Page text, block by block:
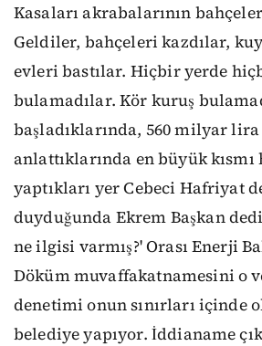
Kasaları akrabalarının
Geldiler, bahçeleri kazdılar,
evleri bastılar. Hiçbir yerde
bulamadılar. Kör kuruş
başladıklarında, 560 milyar
anlattıklarında en büyük
yaptıkları yer Cebeci Hafriyat
duyduğunda Ekrem Başkan
ne ilgisi varmış?' Orası Enerji
Döküm muvaffakatnamesini o
denetimi onun sınırları içinde
belediye yapıyor. İddianame